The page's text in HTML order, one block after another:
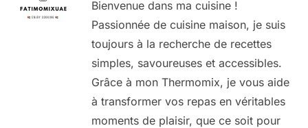
Bienvenue dans ma cuisine !
Passionnée de cuisine maison, je suis
toujours à la recherche de recettes
simples, savoureuses et accessibles.
Grâce à mon Thermomix, je vous aide
à transformer vos repas en véritables
moments de plaisir, que ce soit pour